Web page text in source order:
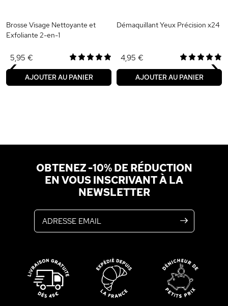
Brosse Visage Nettoyante et
Exfoliante 2-en-1
5,95 €
AJOUTER AU PANIER
Démaquillant Yeux Précision x24
4,95 €
AJOUTER AU PANIER
‹ ›
OBTENEZ -10% DE RÉDUCTION
EN VOUS INSCRIVANT À LA
NEWSLETTER